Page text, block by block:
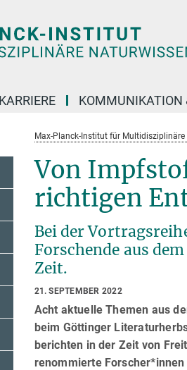
KARRIERE KOMMUNIKATION
Max-Planck-Institut für
Von
richtigen
Bei der
Forschende aus
Zeit.
21. SEPTEMBER 2022
Acht aktuelle Themen aus
beim Göttinger
berichten in der Zeit von
renommierte